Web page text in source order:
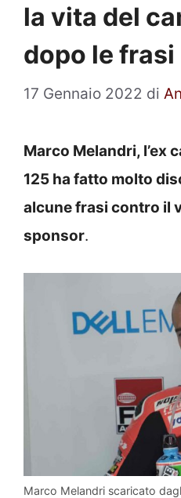
la vita del
dopo le frasi
17 Gennaio 2022 di
Marco Melandri, l’ex
125 ha fatto molto
alcune frasi contro il
sponsor.
Marco Melandri scaricato